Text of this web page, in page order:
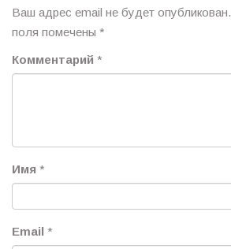
Ваш адрес email не будет опубликован.
поля помечены *
Комментарий *
Имя *
Email *